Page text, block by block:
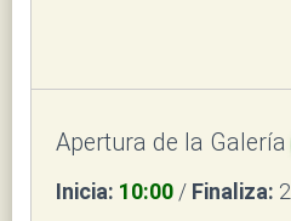
Apertura de la Galería
Inicia: 10:00 / Finaliza: